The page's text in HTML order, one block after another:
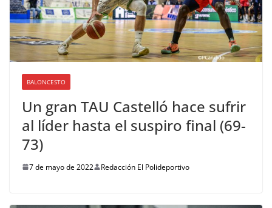
BALONCESTO
Un gran TAU Castelló hace sufrir
al líder hasta el suspiro final (69-
73)
7 de mayo de 2022 Redacción El Polideportivo